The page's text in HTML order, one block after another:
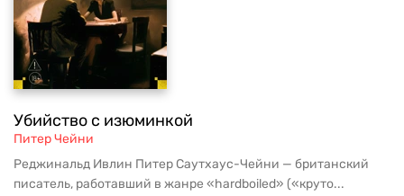
Убийство с изюминкой
Питер Чейни
Реджинальд Ивлин Питер Саутхаус-Чейни — британский
писатель, работавший в жанре «hardboiled» («круто...